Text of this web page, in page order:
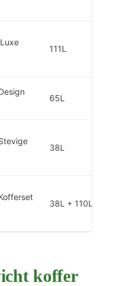
111L
65L
38L
38L + 110L
koffer